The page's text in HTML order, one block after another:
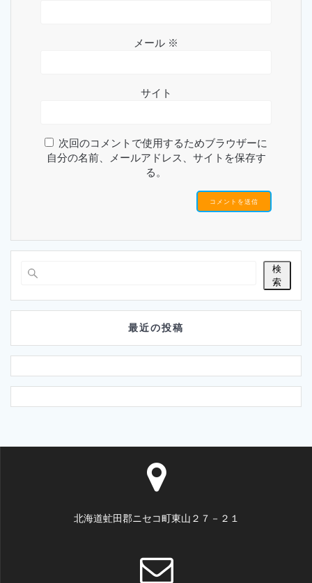
メール ※
サイト
次回のコメントで使用するためブラウザーに
自分の名前、メールアドレス、サイトを保存す
る。
検
索
最近の投稿
北海道虻田郡ニセコ町東山２７－２１